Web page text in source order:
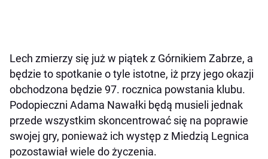
Lech zmierzy się już w piątek z Górnikiem Zabrze, a
będzie to spotkanie o tyle istotne, iż przy jego okazji
obchodzona będzie 97. rocznica powstania klubu.
Podopieczni Adama Nawałki będą musieli jednak
przede wszystkim skoncentrować się na poprawie
swojej gry, ponieważ ich występ z Miedzią Legnica
pozostawiał wiele do życzenia.